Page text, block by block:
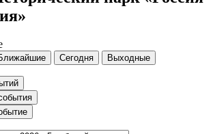
Сегодня Выходные